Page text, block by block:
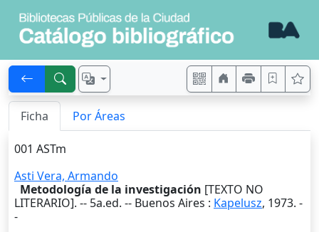
Ficha Por Áreas
001 ASTm
Asti Vera, Armando
Metodología de la investigación [TEXTO NO
LITERARIO]. -- 5a.ed. -- Buenos Aires : Kapelusz, 1973. -
-